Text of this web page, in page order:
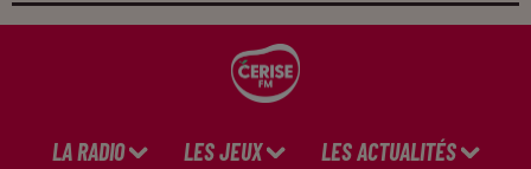
LA RADIO LES JEUX LES ACTUALITÉS